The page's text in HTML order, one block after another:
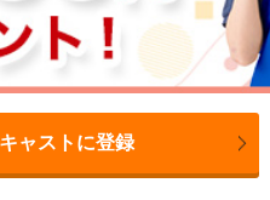
ャストに登録